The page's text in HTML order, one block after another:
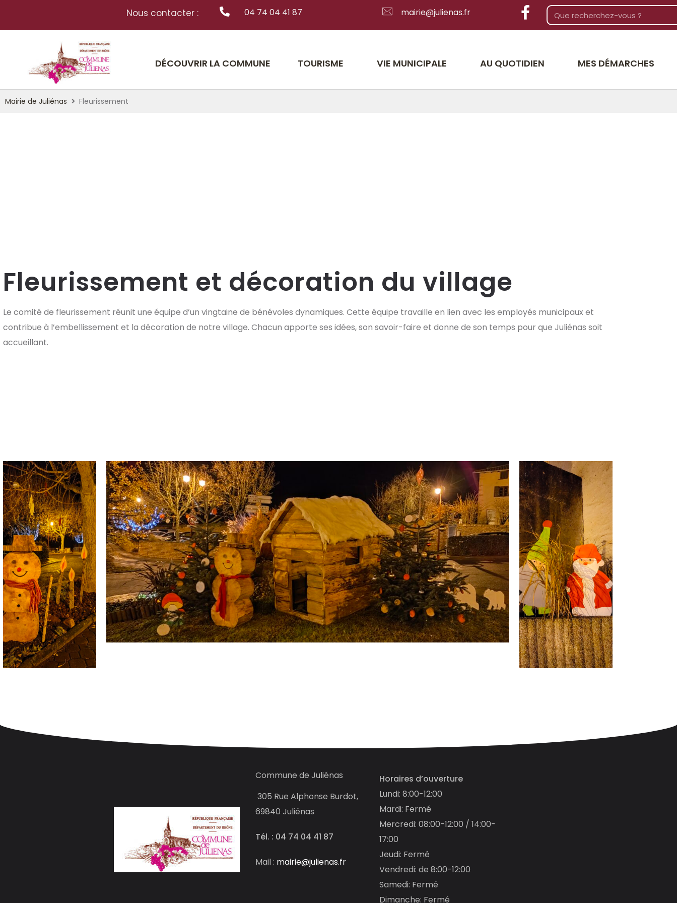
Nous contacter : 04 74 04 41 87 mairie@julienas.fr
DÉCOUVRIR LA COMMUNE TOURISME VIE MUNICIPALE AU QUOTIDIEN MES DÉMARCHES
Mairie de Juliénas Fleurissement
Fleurissement et décoration du village
Le comité de fleurissement réunit une équipe d’un vingtaine de bénévoles dynamiques. Cette équipe travaille en lien avec les employés municipaux et
contribue à l’embellissement et la décoration de notre village. Chacun apporte ses idées, son savoir-faire et donne de son temps pour que Juliénas soit
accueillant.
Commune de Juliénas
305 Rue Alphonse Burdot,
69840 Juliénas
Tél. : 04 74 04 41 87
Mail : mairie@julienas.fr
Horaires d’ouverture
Lundi: 8:00-12:00
Mardi: Fermé
Mercredi: 08:00-12:00 / 14:00-
17:00
Jeudi: Fermé
Vendredi: de 8:00-12:00
Samedi: Fermé
Dimanche: Fermé